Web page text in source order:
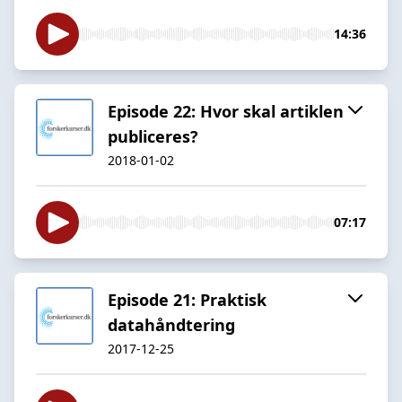
14:36
Episode 22: Hvor skal artiklen
publiceres?
2018-01-02
07:17
Episode 21: Praktisk
datahåndtering
2017-12-25